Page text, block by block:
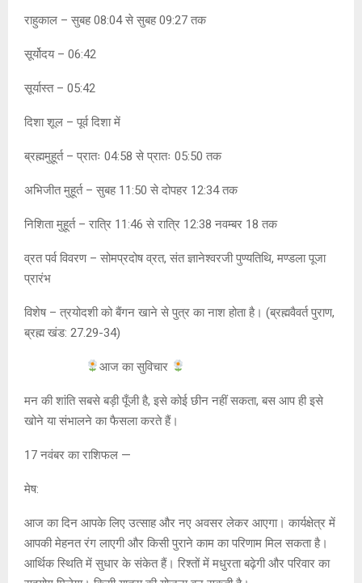
राहुकाल – सुबह 08:04 से सुबह 09:27 तक
सूर्योदय – 06:42
सूर्यास्त – 05:42
दिशा शूल – पूर्व दिशा में
ब्रह्ममुहूर्त – प्रातः 04:58 से प्रातः 05:50 तक
अभिजीत मुहूर्त – सुबह 11:50 से दोपहर 12:34 तक
निशिता मुहूर्त – रात्रि 11:46 से रात्रि 12:38 नवम्बर 18 तक
व्रत पर्व विवरण – सोमप्रदोष व्रत, संत ज्ञानेश्वरजी पुण्यतिथि, मण्डला पूजा
प्रारंभ
विशेष – त्रयोदशी को बैंगन खाने से पुत्र का नाश होता है। (ब्रह्मवैवर्त पुराण,
ब्रह्म खंड: 27.29-34)
आज का सुविचार
मन की शांति सबसे बड़ी पूँजी है, इसे कोई छीन नहीं सकता, बस आप ही इसे
खोने या संभालने का फैसला करते हैं।
17 नवंबर का राशिफल —
मेष:
आज का दिन आपके लिए उत्साह और नए अवसर लेकर आएगा। कार्यक्षेत्र में
आपकी मेहनत रंग लाएगी और किसी पुराने काम का परिणाम मिल सकता है।
आर्थिक स्थिति में सुधार के संकेत हैं। रिश्तों में मधुरता बढ़ेगी और परिवार का